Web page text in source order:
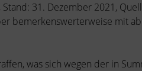
31. Dezember 2021,
bemerkenswerterweise mit
was sich wegen der in